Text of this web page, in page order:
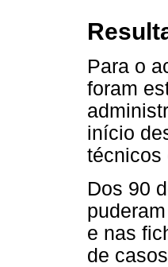
Para o
foram
início
técnicos
Dos 90
e nas
de